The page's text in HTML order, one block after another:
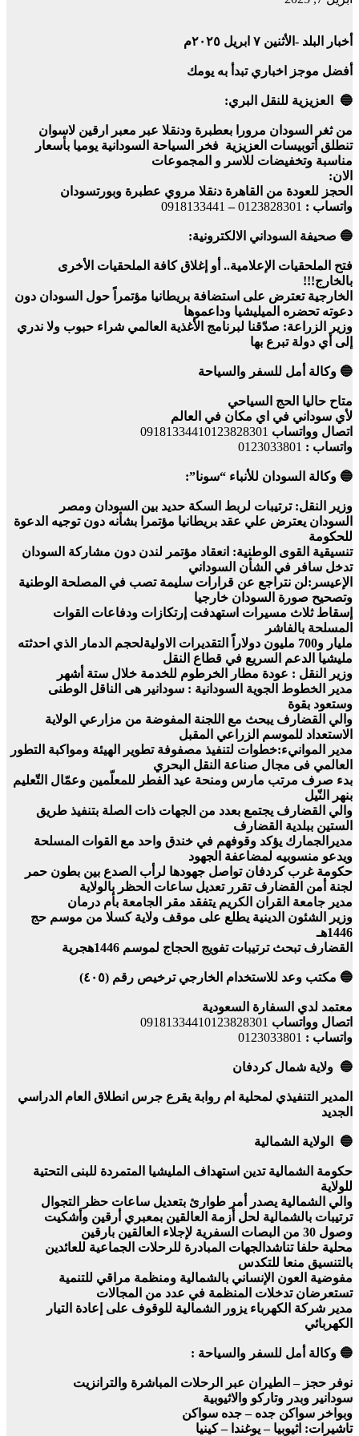
أخبار البلد -الأثنين ٧ ابريل ٢٠٢٥م
أفضل موجز اخباري تبدأ به يومك
🔵 العزيزية للنقل البري:
من ثغر السودان مرورا بعطبرة ودنقلا عبر معبر ارقين لاسوان
تنطلق أتوبيسات العزيزية فخر السياحة السودانية يوميا بأسعار
مناسبة وتخفيضات للاسر و المجموعات
الان:
الحجز للعودة من القاهرة دنقلا مروي عطبرة وبورتسودان
واتساب : 0123828301
–
0918133441
🔵 صحيفة السوداني الالكترونية:
فتح الملحقيات الإعلامية.. أو إغلاق كافة الملحقيات الأخرى
بالخارج!!!
الخارجية تعترض على استضافة بريطانيا مؤتمراً حول السودان دون
دعوته تحضره الميليشيا وداعموها
وزير الزراعة: صدّقنا لبرنامج الأغذية العالمي شراء حبوب ولا ندري
إلى أي دولة تبرع بها
🔵 وكالة أمل للسفر والسياحة
متاح حاليا الحج السياحي
لأي سوداني في اي مكان في العالم
اتصال وواتساب 09181334410123828301
واتساب : 0123033801
🔵 وكالة السودان للأنباء “سونا”:
وزير النقل: ترتيبات لربط السكة حديد بين السودان ومصر
السودان يعترض علي عقد بريطانيا مؤتمرا بشأنه دون توجيه الدعوة
للحكومة
تنسيقية القوى الوطنية: انعقاد مؤتمر لندن دون مشاركة السودان
تدخل سافر في الشأن السوداني
الإعيسر:لن نتراجع عن قرارات سليمة تصب في المصلحة الوطنية
وتصحيح صورة السودان خارجيا
إسقاط ثلاث مسيرات استهدفت إرتكازات ودفاعات القوات
المسلحة بالفاشر
مليار و700 مليون دولاراً التقديرات الاوليةلحجم الدمار الذي احدثته
مليشيا الدعم السريع في قطاع النقل
وزير النقل : عودة مطار الخرطوم للخدمة خلال ستة أشهر
مدير الخطوط الجوية السودانية : سودانير هى الناقل الوطنى
وستعود بقوة
والي القضارف يبحث مع اللجنة المفوضة من مزارعي الولاية
الاستعداد للموسم الزراعي المقبل
مدير الموانيء:خطوات لتنفيذ مصفوفة تطوير الهيئة ومواكبة التطور
العالمي فى مجال صناعة النقل البحري
بدء صرف مرتب مارس ومنحة عيد الفطر للمعلّمين وعمّال التّعليم
بنهر النّيل
والي القضارف يجتمع بعدد من الجهات ذات الصلة بتنفيذ طريق
الستين ببلدية القضارف
مديرالجمارك يؤكد وقوفهم في خندق واحد مع القوات المسلحة
ويدعو منسوبيه لمضاعفة الجهود
حكومة غرب كردفان تواصل جهودها لرأب الصدع بين بطون حمر
لجنة أمن القضارف تقرر تعديل ساعات الحظر بالولاية
مدير جامعة القران الكريم يتفقد مقر الجامعة بأم درمان
وزير الشئون الدينية يطلع على موقف ولاية كسلا من موسم حج
1446هـ
القضارف تبحث ترتيبات تفويج الحجاج لموسم 1446هجرية
🔵 مكتب وعد للاستخدام الخارجي ترخيص رقم (٤٠٥)
معتمد لدي السفارة السعودية
اتصال وواتساب 09181334410123828301
واتساب : 0123033801
🔵 ولاية شمال كردفان
المدير التنفيذي لمحلية ام روابة يقرع جرس انطلاق العام الدراسي
الجديد
🔵 الولاية الشمالية
حكومة الشمالية تدين استهداف المليشيا المتمردة للبنى التحتية
للولاية
والي الشمالية يصدر أمر طوارئ بتعديل ساعات حظر التجوال
ترتيبات بالشمالية لحل أزمة العالقين بمعبري أرقين وأشكيت
وصول 30 من البصات السفرية لإجلاء العالقين بارقين
محلية حلفا تناشدالجهات المبادرة للرحلات الجماعية للعائدين
بالتنسيق منعا للتكدس
مفوضية العون الإنساني بالشمالية ومنظمة مراقي للتنمية
تستعرضان تدخلات المنظمة في عدد من المجالات
مدير شركة الكهرباء يزور الشمالية للوقوف على إعادة التيار
الكهربائي
🔵 وكالة أمل للسفر والسياحة :
نوفر حجز – الطيران عبر الرحلات المباشرة والترانزيت
سودانير وبدر وتاركو والاثيوبية
وبواخر سواكن جده – جده سواكن
تاشيرات: اثيوبيا – يوغندا – كينيا